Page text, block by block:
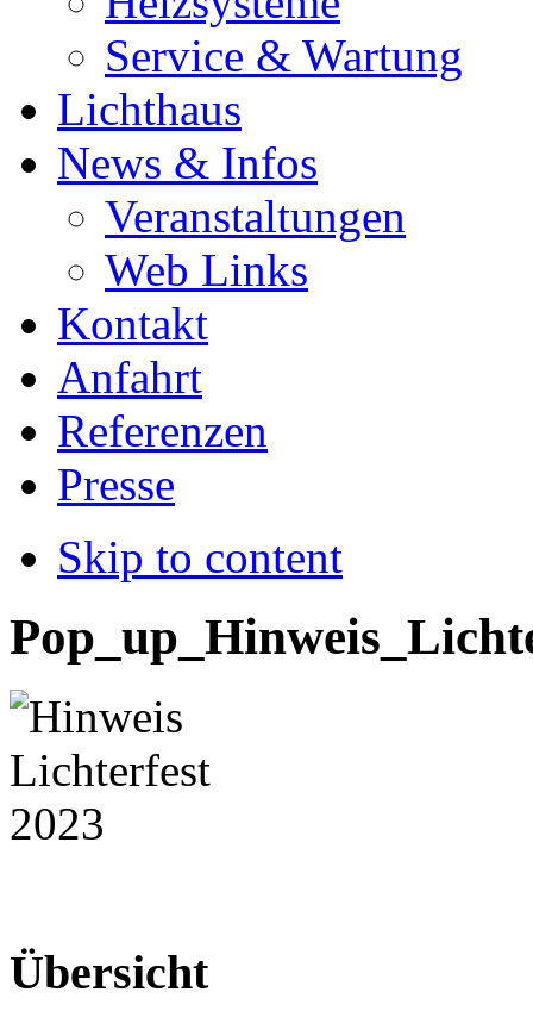
Service & Wartung
Lichthaus
News & Infos
Veranstaltungen
Web Links
Kontakt
Anfahrt
Referenzen
Presse
Skip to content
Übersicht